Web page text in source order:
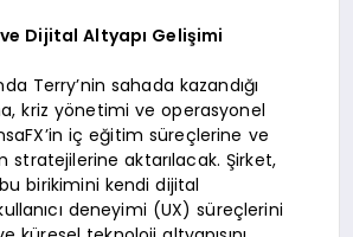
Dijital Altyapı Gelişimi
Terry’nin sahada kazandığı
kriz yönetimi ve operasyonel
iç eğitim süreçlerine ve
stratejilerine aktarılacak. Şirket,
birikimini kendi dijital
deneyimi (UX) süreçlerini